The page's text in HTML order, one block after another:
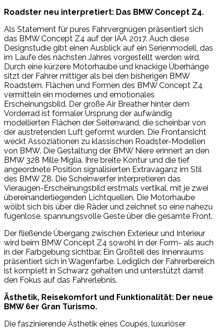
Roadster neu interpretiert: Das BMW Concept Z4.
Als Statement für pures Fahrvergnügen präsentiert sich
das BMW Concept Z4 auf der IAA 2017. Auch diese
Designstudie gibt einen Ausblick auf ein Serienmodell, das
im Laufe des nächsten Jahres vorgestellt werden wird.
Durch eine kürzere Motorhaube und knackige Überhänge
sitzt der Fahrer mittiger als bei den bisherigen BMW
Roadstern. Flächen und Formen des BMW Concept Z4
vermitteln ein modernes und emotionales
Erscheinungsbild. Der große Air Breather hinter dem
Vorderrad ist formaler Ursprung der aufwändig
modellierten Flächen der Seitenwand, die scheinbar von
der austretenden Luft geformt wurden. Die Frontansicht
weckt Assoziationen zu klassischen Roadster-Modellen
von BMW. Die Gestaltung der BMW Niere erinnert an den
BMW 328 Mille Miglia. Ihre breite Kontur und die tief
angeordnete Position signalisierten Extravaganz im Stil
des BMW Z8. Die Scheinwerfer interpretieren das
Vieraugen-Erscheinungsbild erstmals vertikal, mit je zwei
übereinanderliegenden Lichtquellen. Die Motorhaube
wölbt sich bis über die Räder und zeichnet so eine nahezu
fugenlose, spannungsvolle Geste über die gesamte Front.
Der fließende Übergang zwischen Exterieur und Interieur
wird beim BMW Concept Z4 sowohl in der Form- als auch
in der Farbgebung sichtbar. Ein Großteil des Innenraums
präsentiert sich in Wagenfarbe. Lediglich der Fahrerbereich
ist komplett in Schwarz gehalten und unterstützt damit
den Fokus auf das Fahrerlebnis.
Ästhetik, Reisekomfort und Funktionalität: Der neue
BMW 6er Gran Turismo.
Die faszinierende Ästhetik eines Coupés, luxuriöser